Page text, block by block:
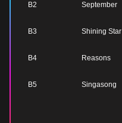
B2 September
B3 Shining Star
B4 Reasons
B5 Singasong